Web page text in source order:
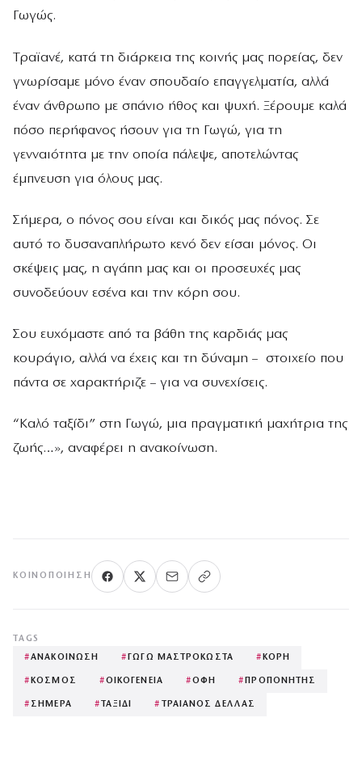
Γωγώς.
Τραϊανέ, κατά τη διάρκεια της κοινής μας πορείας, δεν
γνωρίσαμε μόνο έναν σπουδαίο επαγγελματία, αλλά
έναν άνθρωπο με σπάνιο ήθος και ψυχή. Ξέρουμε καλά
πόσο περήφανος ήσουν για τη Γωγώ, για τη
γενναιότητα με την οποία πάλεψε, αποτελώντας
έμπνευση για όλους μας.
Σήμερα, ο πόνος σου είναι και δικός μας πόνος. Σε
αυτό το δυσαναπλήρωτο κενό δεν είσαι μόνος. Οι
σκέψεις μας, η αγάπη μας και οι προσευχές μας
συνοδεύουν εσένα και την κόρη σου.
Σου ευχόμαστε από τα βάθη της καρδιάς μας
κουράγιο, αλλά να έχεις και τη δύναμη – στοιχείο που
πάντα σε χαρακτήριζε – για να συνεχίσεις.
“Καλό ταξίδι” στη Γωγώ, μια πραγματική μαχήτρια της
ζωής…», αναφέρει η ανακοίνωση.
ΚΟΙΝΟΠΟΊΗΣΗ
TAGS
#ΑΝΑΚΟΙΝΩΣΗ # ΓΩΓΩ ΜΑΣΤΡΟΚΩΣΤΑ # ΚΟΡΗ
# ΚΟΣΜΟΣ #ΟΙΚΟΓΕΝΕΙΑ #ΟΦΗ # ΠΡΟΠΟΝΗΤΗΣ
# ΣΗΜΕΡΑ # ΤΑΞΙΔΙ # ΤΡΑΙΑΝΟΣ ΔΕΛΛΑΣ